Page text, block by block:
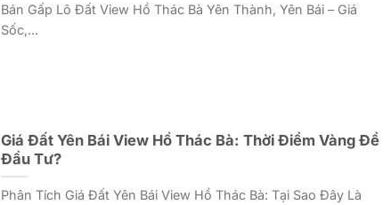
Bán Gấp Lô Đất View Hồ Thác Bà Yên Thành, Yên Bái – Giá
Sốc,...
Giá Đất Yên Bái View Hồ Thác Bà: Thời Điểm Vàng Để
Đầu Tư?
Phân Tích Giá Đất Yên Bái View Hồ Thác Bà: Tại Sao Đây Là